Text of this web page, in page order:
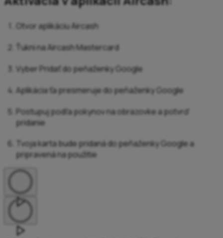
Otvor aplikáciu Aircash
Ťukni na Aircash Mastercard
Vyber Pridať do peňaženky Google
Aplikácia ťa presmeruje do peňaženky Google
Postupuj podľa pokynov na obrazovke a potvrď
pridanie
Tvoja karta bude pridaná do peňaženky Google a
pripravená na použitie